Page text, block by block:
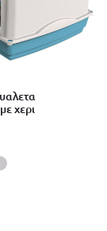
χερι